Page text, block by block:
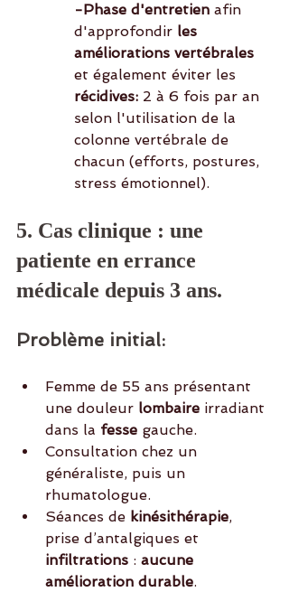
-Phase d'entretien afin
d'approfondir les
améliorations vertébrales
et également éviter les
récidives: 2 à 6 fois par an
selon l'utilisation de la
colonne vertébrale de
chacun (efforts, postures,
stress émotionnel).
5. Cas clinique : une
patiente en errance
médicale depuis 3 ans.
Problème initial:
Femme de 55 ans présentant
une douleur lombaire irradiant
dans la fesse gauche.
Consultation chez un
généraliste, puis un
rhumatologue.
Séances de kinésithérapie,
prise d’antalgiques et
infiltrations : aucune
amélioration durable.